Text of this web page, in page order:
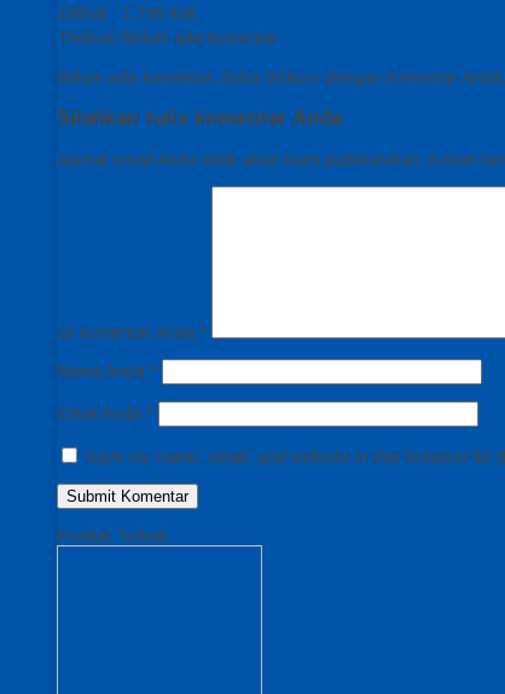
Dilihat
1.799 kali
Diskusi Belum ada komentar
Belum ada komentar, buka diskusi dengan komentar Anda.
Silahkan tulis komentar Anda
Alamat email Anda tidak akan kami publikasikan. Kolom
Isi komentar Anda *
Nama Anda *
Email Anda *
Save my name, email, and website in this browser for
Produk Terkait